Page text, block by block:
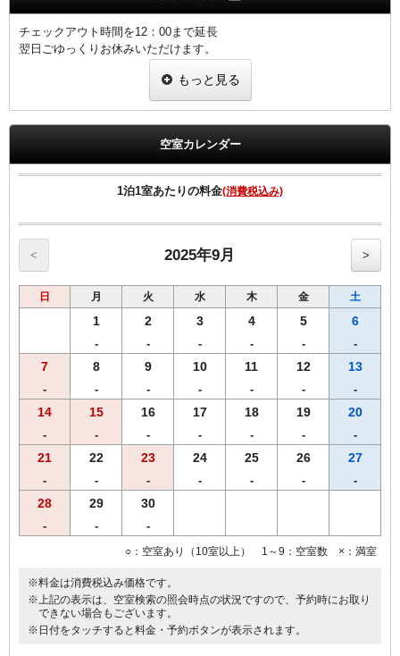
チェックアウト時間を12：00まで延長
翌日ごゆっくりお休みいただけます。
延長 駐車場料金は、含まれておりません。
・ご宿泊者様専用の大浴場をご利用いただけます。
もっと見る
空室カレンダー
1泊1室あたりの料金(消費税込み)
< 2025年9月 >
日 月 火 水 木 金 土
1
-
2
-
3
-
4
-
5
-
6
-
7
-
8
-
9
-
10
-
11
-
12
-
13
-
14
-
15
-
16
-
17
-
18
-
19
-
20
-
21
-
22
-
23
-
24
-
25
-
26
-
27
-
28
-
29
-
30
-
○：空室あり（10室以上） 1～9：空室数 ×：満室
※料金は消費税込み価格です。
※上記の表示は、空室検索の照会時点の状況ですので、予約時にお取り
できない場合もございます。
※日付をタッチすると料金・予約ボタンが表示されます。